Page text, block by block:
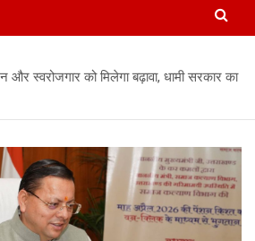
स्वरोजगार को मिलेगा बढ़ावा, धामी सरकार का